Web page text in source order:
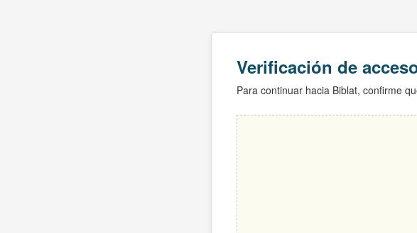
Verificación de
Para continuar hacia Biblat, confirme